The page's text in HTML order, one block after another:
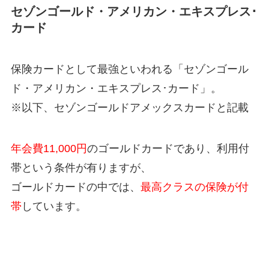
セゾンゴールド・アメリカン・エキスプレス･
カード
保険カードとして最強といわれる「セゾンゴール
ド・アメリカン・エキスプレス･カード」。
※以下、セゾンゴールドアメックスカードと記載
年会費11,000円のゴールドカードであり、利用付
帯という条件が有りますが、
ゴールドカードの中では、 最高クラスの保険が付
帯 しています。